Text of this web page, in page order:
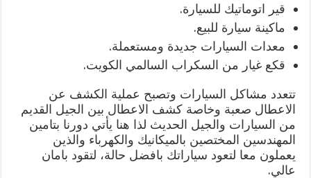
قير اتوماتيك للسيارة.
ماكينة سيارة للبيع.
معدات السيارات جديدة ومستعملة.
قكع غيار من السكراب السالمي الكويت.
تتعدد مشاكل السيارات وتصبح عملية الكشف عن
الاعطال صعبة وخاصة كشف الاعطال بين الجيل القديم
من السيارات والجيل الحديث لذا هنا يأتي دورنا بتامين
المهندسين المختصين بالميكانيك والكهرباء والذين
يعملون معا لتعود سياراتك بافضل حالة، لتقود بامان
عالي.